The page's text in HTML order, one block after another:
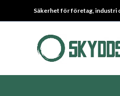
Säkerhet för företag, industri